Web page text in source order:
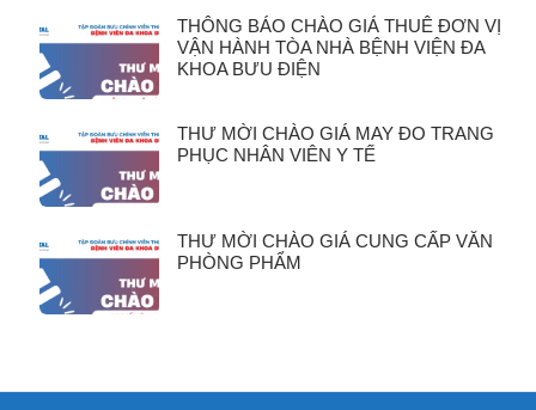
THÔNG BÁO CHÀO GIÁ THUÊ ĐƠN VỊ
VẬN HÀNH TÒA NHÀ BỆNH VIỆN ĐA
KHOA BƯU ĐIỆN
THƯ MỜI CHÀO GIÁ MAY ĐO TRANG
PHỤC NHÂN VIÊN Y TẾ
THƯ MỜI CHÀO GIÁ CUNG CẤP VĂN
PHÒNG PHẨM